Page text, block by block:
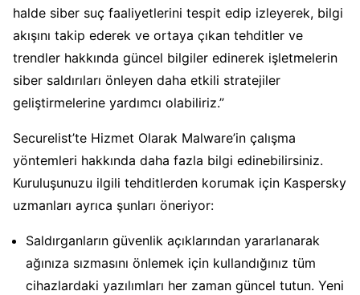
halde siber suç faaliyetlerini tespit edip izleyerek, bilgi
akışını takip ederek ve ortaya çıkan tehditler ve
trendler hakkında güncel bilgiler edinerek işletmelerin
siber saldırıları önleyen daha etkili stratejiler
geliştirmelerine yardımcı olabiliriz.”
Securelist’te Hizmet Olarak Malware’in çalışma
yöntemleri hakkında daha fazla bilgi edinebilirsiniz.
Kuruluşunuzu ilgili tehditlerden korumak için Kaspersky
uzmanları ayrıca şunları öneriyor:
Saldırganların güvenlik açıklarından yararlanarak
ağınıza sızmasını önlemek için kullandığınız tüm
cihazlardaki yazılımları her zaman güncel tutun. Yeni